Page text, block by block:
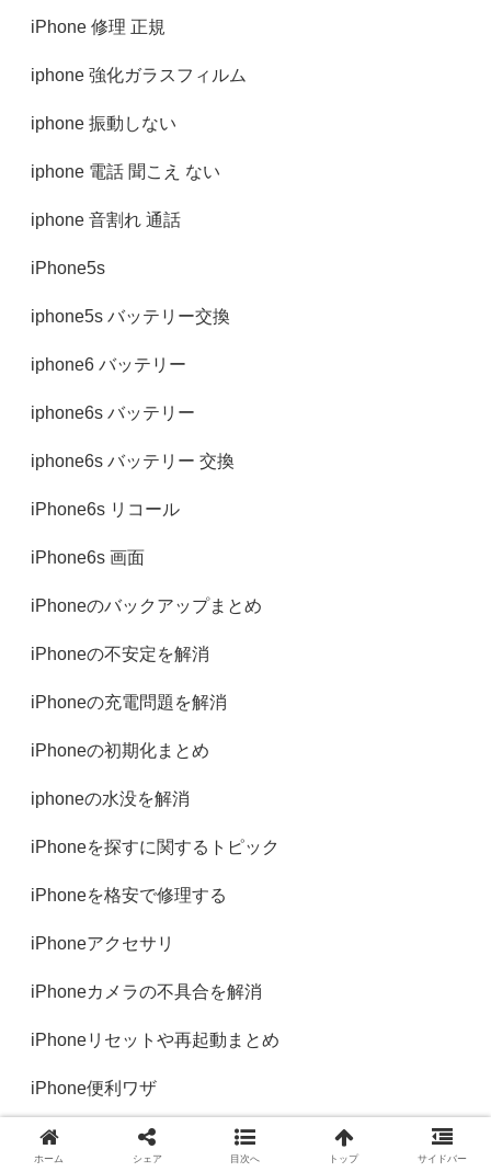
iPhone 修理 正規
iphone 強化ガラスフィルム
iphone 振動しない
iphone 電話 聞こえ ない
iphone 音割れ 通話
iPhone5s
iphone5s バッテリー交換
iphone6 バッテリー
iphone6s バッテリー
iphone6s バッテリー 交換
iPhone6s リコール
iPhone6s 画面
iPhoneのバックアップまとめ
iPhoneの不安定を解消
iPhoneの充電問題を解消
iPhoneの初期化まとめ
iphoneの水没を解消
iPhoneを探すに関するトピック
iPhoneを格安で修理する
iPhoneアクセサリ
iPhoneカメラの不具合を解消
iPhoneリセットや再起動まとめ
iPhone便利ワザ
iPhone保証まとめ
ホーム シェア 目次へ トップ サイドバー